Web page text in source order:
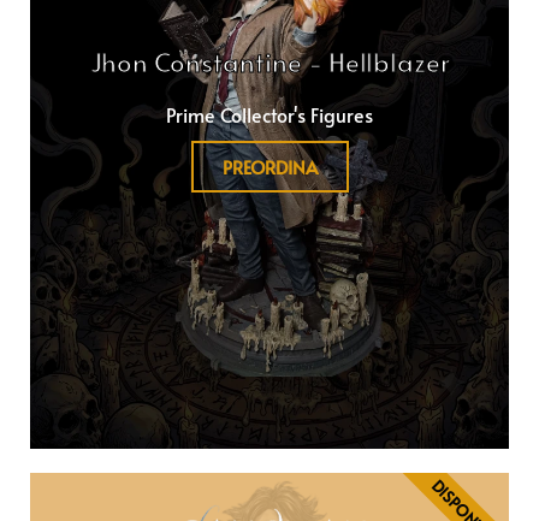
Jhon Constantine - Hellblazer
Prime Collector's Figures
PREORDINA